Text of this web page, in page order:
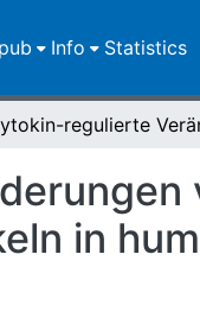
Info Statistics
in